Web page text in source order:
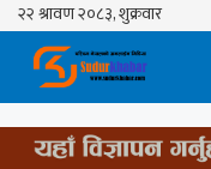
Skip
content